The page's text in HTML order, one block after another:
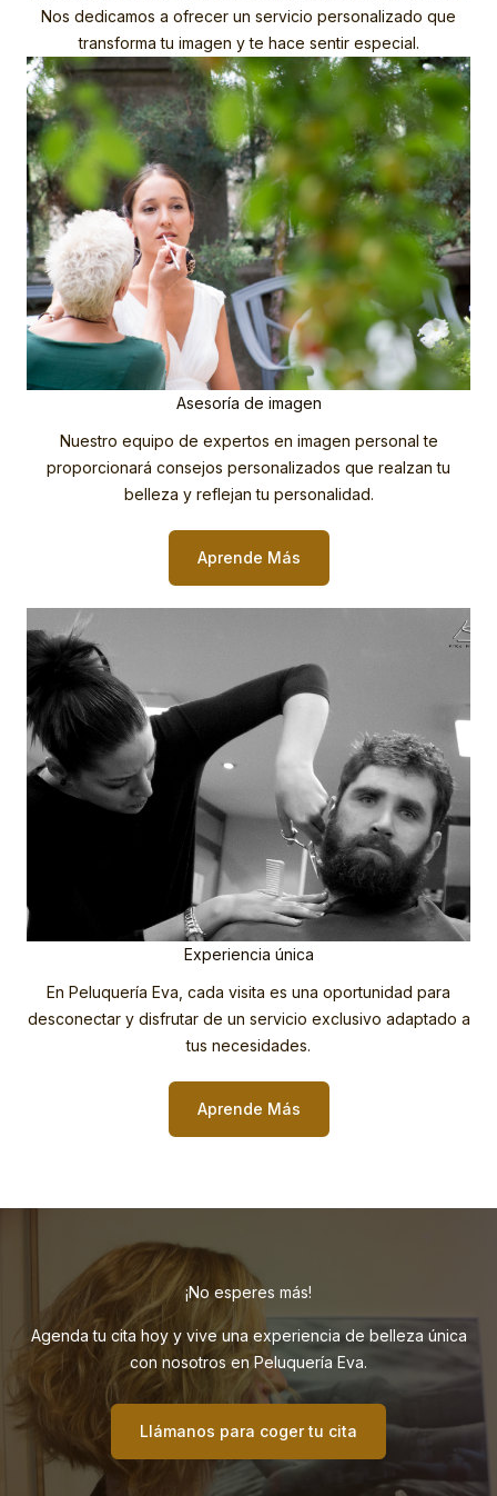
Nos dedicamos a ofrecer un servicio personalizado que
transforma tu imagen y te hace sentir especial.
Asesoría de imagen
Nuestro equipo de expertos en imagen personal te
proporcionará consejos personalizados que realzan tu
belleza y reflejan tu personalidad.
Aprende Más
Experiencia única
En Peluquería Eva, cada visita es una oportunidad para
desconectar y disfrutar de un servicio exclusivo adaptado a
tus necesidades.
Aprende Más
¡No esperes más!
Agenda tu cita hoy y vive una experiencia de belleza única
con nosotros en Peluquería Eva.
Llámanos para coger tu cita